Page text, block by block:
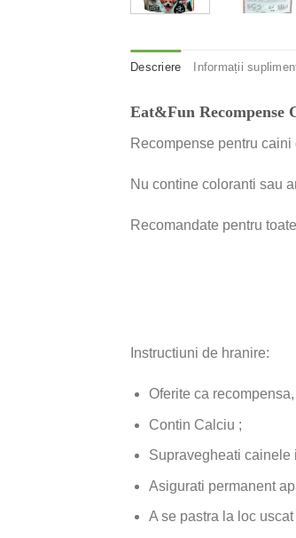
Descriere Informații
Eat&Fun Recompense
Recompense pentru
Nu contine coloranti sau
Recomandate pentru
Instructiuni de hranire:
Oferite ca
Contin Calciu ;
Supravegheati cainele
Asigurati permanent
A se pastra la loc